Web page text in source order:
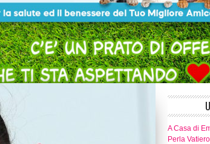
A Casa di
Perla